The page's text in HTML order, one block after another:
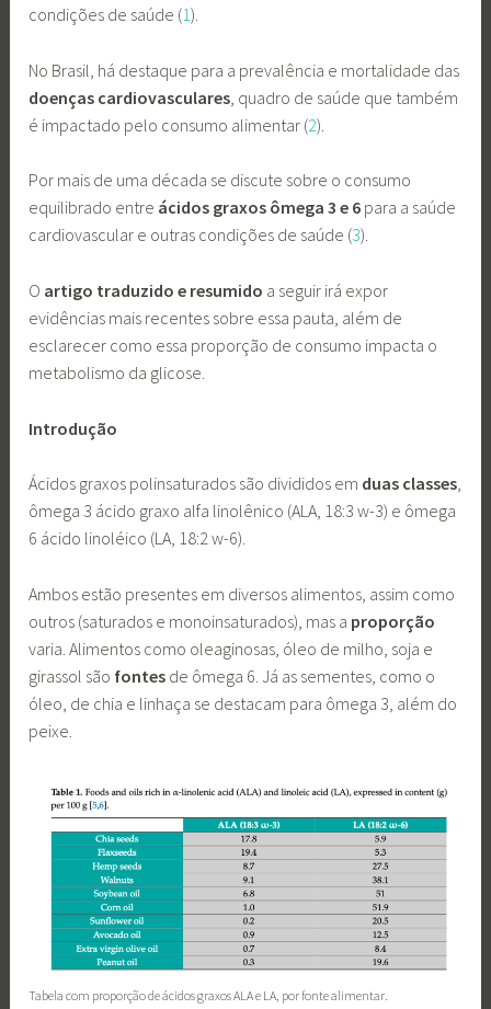
condições de saúde (1).
No Brasil, há destaque para a prevalência e mortalidade das
doenças cardiovasculares , quadro de saúde que também
é impactado pelo consumo alimentar (2).
Por mais de uma década se discute sobre o consumo
equilibrado entre ácidos graxos ômega 3 e 6 para a saúde
cardiovascular e outras condições de saúde (3).
O artigo traduzido e resumido a seguir irá expor
evidências mais recentes sobre essa pauta, além de
esclarecer como essa proporção de consumo impacta o
metabolismo da glicose.
Introdução
Ácidos graxos polinsaturados são divididos em duas classes,
ômega 3 ácido graxo alfa linolênico (ALA, 18:3 w-3) e ômega
6 ácido linoléico (LA, 18:2 w-6).
Ambos estão presentes em diversos alimentos, assim como
outros (saturados e monoinsaturados), mas a proporção
varia. Alimentos como oleaginosas, óleo de milho, soja e
girassol são fontes de ômega 6. Já as sementes, como o
óleo, de chia e linhaça se destacam para ômega 3, além do
peixe.
Tabela com proporção de ácidos graxos ALA e LA, por fonte alimentar.